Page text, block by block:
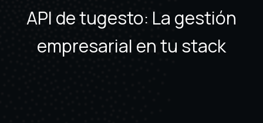
API de tugesto: La gestión
empresarial en tu stack